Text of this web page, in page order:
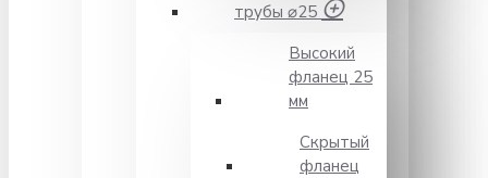
трубы ⌀25
Высокий
фланец 25
мм
Скрытый
фланец